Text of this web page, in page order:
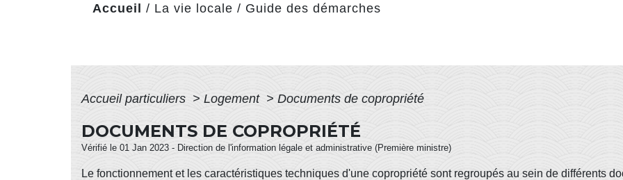
Accueil / La vie locale / Guide des démarches
Accueil particuliers > Logement > Documents de copropriété
DOCUMENTS DE COPROPRIÉTÉ
Vérifié le 01 Jan 2023 - Direction de l'information légale et administrative (Première ministre)
Le fonctionnement et les caractéristiques techniques d'une copropriété sont regroupés au sein de différents